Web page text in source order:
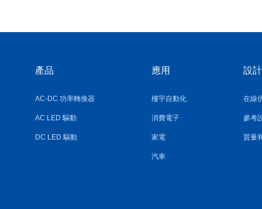
產品
AC-DC 功率轉換器
AC LED 驅動
DC LED 驅動
應用
樓宇自動化
消費電子
家電
汽車
設
在線
參考
質量